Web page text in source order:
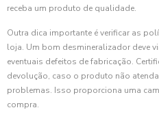
receba um produto de qualidade.
Outra dica importante é verificar as
loja. Um bom desmineralizador deve
eventuais defeitos de fabricação.
devolução, caso o produto não
problemas. Isso proporciona uma
compra.